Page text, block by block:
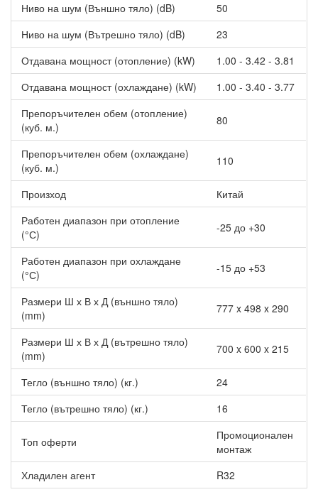
Функцията се активира автоматично само при необходимост,
премахвайки леда от външното тяло и възстановявайки
отоплителната мощност.
Коанда ефект
Въздухът се разпределя равномерно: отгоре надолу при
охлаждане и отдолу нагоре при отопление за максимален
комфорт.
Допълнителни функции
Режим Sleep – автоматично регулиране на
температурата и икономия на енергия по време на сън.
Еко режим – енергоспестяваща работа чрез адаптиране
на температурата според режима (отопление/
охлаждане).
при отопление.
температура (30 сек. при охлаждане, 60 сек. при
отопление).
Ниво на шум (Външно тяло) (dB)
50
Ниво на шум (Вътрешно тяло) (dB)
23
Отдавана мощност (отопление) (kW)
1.00 - 3.42 - 3.81
Отдавана мощност (охлаждане) (kW)
1.00 - 3.40 - 3.77
Препоръчителен обем (отопление)
(куб. м.)
80
Препоръчителен обем (охлаждане)
(куб. м.)
110
Произход
Китай
Работен диапазон при отопление
(°С)
-25 до +30
Работен диапазон при охлаждане
(°С)
-15 до +53
Размери Ш х В х Д (външно тяло)
(mm)
777 x 498 x 290
Размери Ш х В х Д (вътрешно тяло)
(mm)
700 x 600 x 215
Тегло (външно тяло) (кг.)
24
Тегло (вътрешно тяло) (кг.)
16
Топ оферти
Промоционален
монтаж
Хладилен агент
R32